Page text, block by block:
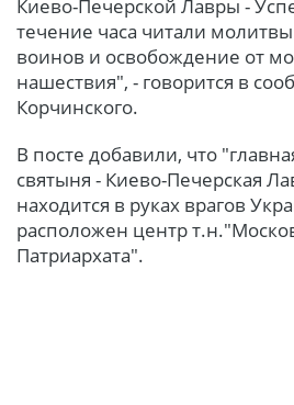
Киево-Печерской Лавры -
течение часа читали
воинов и освобождение от
нашествия", - говорится в
Корчинского.
В посте добавили, что
святыня - Киево-Печерская
находится в руках врагов
расположен центр
Патриархата".